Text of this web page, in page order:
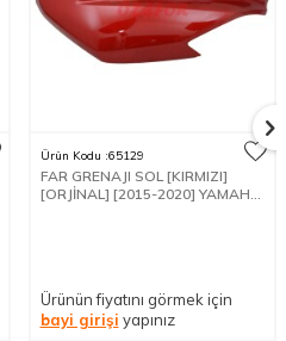
Ürün Kodu :65129
FAR GRENAJI SOL [KIRMIZI]
[ORJİNAL] [2015-2020] YAMAHA
Ürünün fiyatını görmek için
bayi girişi yapınız